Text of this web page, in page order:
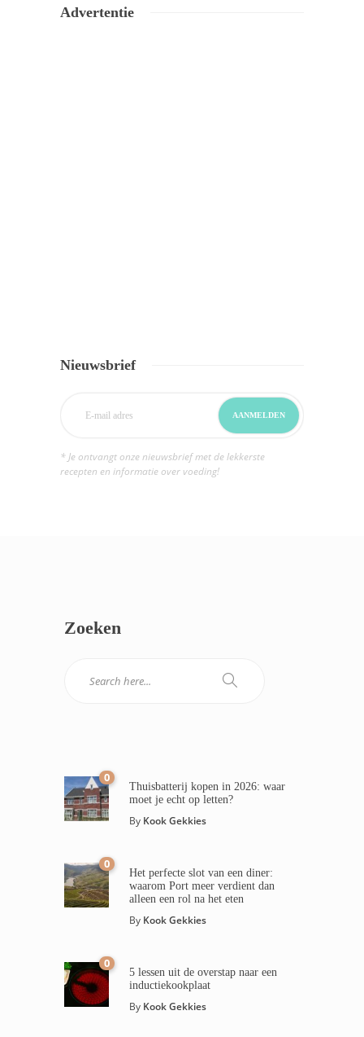
Advertentie
Nieuwsbrief
* Je ontvangt onze nieuwsbrief met de lekkerste
recepten en informatie over voeding!
Zoeken
0
Thuisbatterij kopen in 2026: waar
moet je echt op letten?
By Kook Gekkies
0
Het perfecte slot van een diner:
waarom Port meer verdient dan
alleen een rol na het eten
By Kook Gekkies
0
5 lessen uit de overstap naar een
inductiekookplaat
By Kook Gekkies